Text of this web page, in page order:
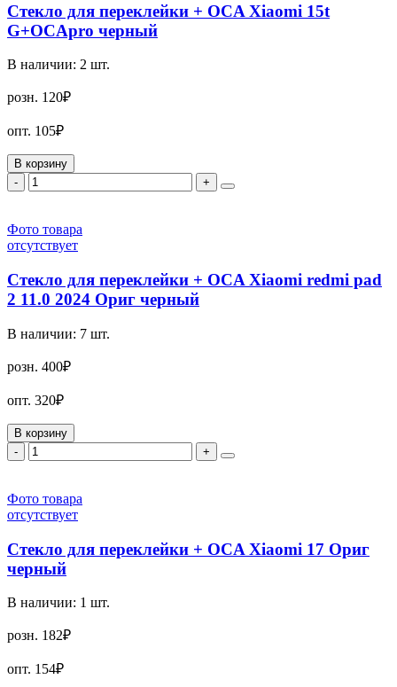
Стекло для переклейки + OCA Xiaomi 15t
G+OCApro черный
В наличии: 2 шт.
розн. 120₽
опт. 105₽
В корзину
-
+
Фото товара
отсутствует
Стекло для переклейки + OCA Xiaomi redmi pad
2 11.0 2024 Ориг черный
В наличии: 7 шт.
розн. 400₽
опт. 320₽
В корзину
-
+
Фото товара
отсутствует
Стекло для переклейки + OCA Xiaomi 17 Ориг
черный
В наличии: 1 шт.
розн. 182₽
опт. 154₽